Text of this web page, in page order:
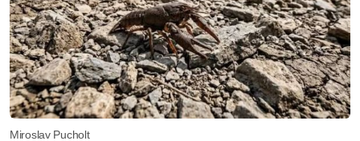
Miroslav Pucholt